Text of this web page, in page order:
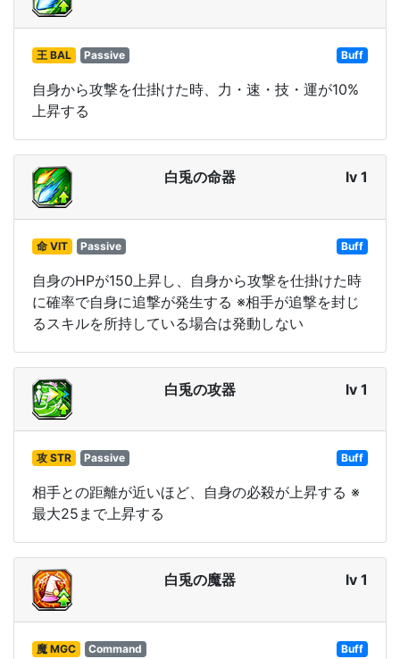
王 BAL Passive Buff
自身から攻撃を仕掛けた時、力・速・技・運が10%
上昇する
白兎の命器 lv 1
命 VIT Passive Buff
自身のHPが150上昇し、自身から攻撃を仕掛けた時
に確率で自身に追撃が発生する ※相手が追撃を封じ
るスキルを所持している場合は発動しない
白兎の攻器 lv 1
攻 STR Passive Buff
相手との距離が近いほど、自身の必殺が上昇する ※
最大25まで上昇する
白兎の魔器 lv 1
魔 MGC Command Buff